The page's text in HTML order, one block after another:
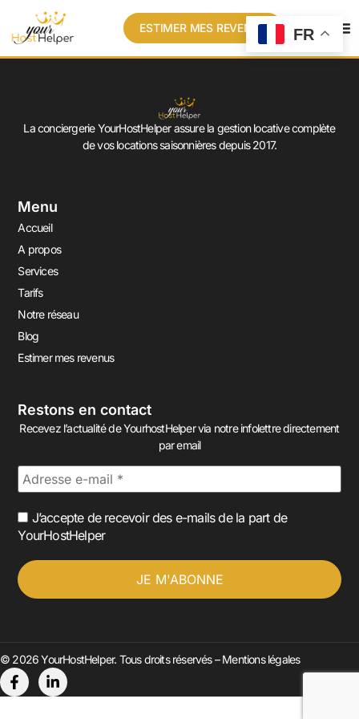
ESTIMER MES REVENUS
La conciergerie YourHostHelper assure la gestion locative complète
de vos locations saisonnières depuis 2017.
Menu
Accueil
A propos
Services
Tarifs
Notre réseau
Blog
Estimer mes revenus
Restons en contact
Recevez l’actualité de YourhostHelper via notre infolettre directement
par email
J’accepte de recevoir des e-mails de la part de
YourHostHelper
© 2026 YourHostHelper. Tous droits réservés –Mentions légales
FR